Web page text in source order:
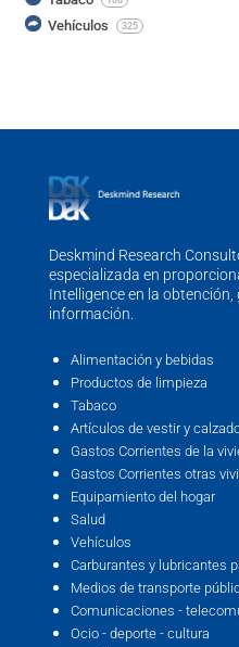
Vehículos 325
Deskmind Research
especializada en
Intelligence en la
información.
Alimentación y bebidas
Productos de limpieza
Tabaco
Artículos de vestir y
Gastos Corrientes de la
Gastos Corrientes otras
Equipamiento del hogar
Salud
Vehículos
Carburantes y lubricantes
Medios de transporte
Comunicaciones -
Ocio - deporte - cultura